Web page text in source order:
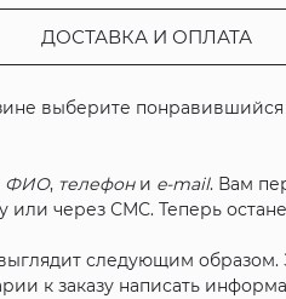
ДОСТАВКА И ОПЛАТА
выберите
ФИО, телефони e-mail. Вам
через СМС. Теперь
следующим
к заказу написать